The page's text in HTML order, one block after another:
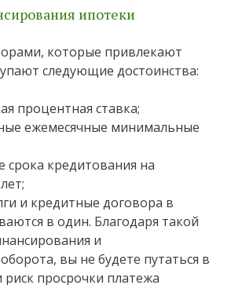
ипотеки
которые привлекают
следующие достоинства:
процентная ставка;
ежемесячные минимальные
срока кредитования на
и кредитные договора в
в один. Благодаря такой
и
вы не будете путаться в
риск просрочки платежа